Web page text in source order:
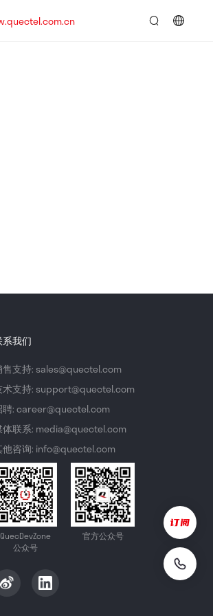
系我们
售支持: sales@quectel.com
术支持: support@quectel.com
聘: career@quectel.com
体联系: media@quectel.com
他咨询: info@quectel.com
QuecDevZone
公众号
官方公众号